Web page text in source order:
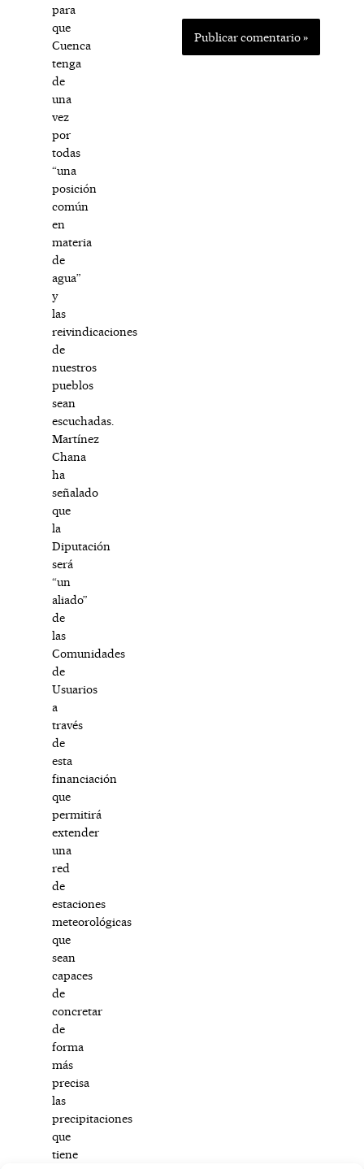
para
que
Cuenca
tenga
de
una
vez
por
todas
“una
posición
común
en
materia
de
agua”
y
las
reivindicaciones
de
nuestros
pueblos
sean
escuchadas.
Martínez
Chana
ha
señalado
que
la
Diputación
será
“un
aliado”
de
las
Comunidades
de
Usuarios
a
través
de
esta
financiación
que
permitirá
extender
una
red
de
estaciones
meteorológicas
que
sean
capaces
de
concretar
de
forma
más
precisa
las
precipitaciones
que
tiene